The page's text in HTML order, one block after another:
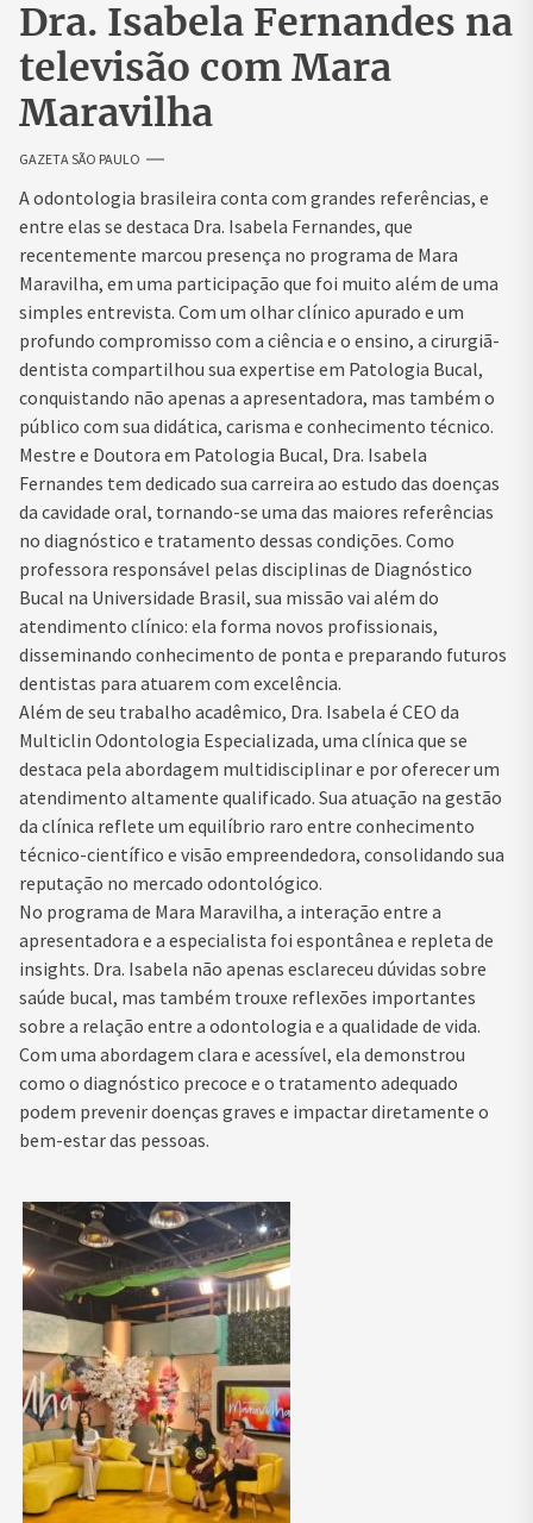
Dra. Isabela Fernandes na
televisão com Mara
Maravilha
GAZETA SÃO PAULO
A odontologia brasileira conta com grandes referências, e
entre elas se destaca Dra. Isabela Fernandes, que
recentemente marcou presença no programa de Mara
Maravilha, em uma participação que foi muito além de uma
simples entrevista. Com um olhar clínico apurado e um
profundo compromisso com a ciência e o ensino, a cirurgiã-
dentista compartilhou sua expertise em Patologia Bucal,
conquistando não apenas a apresentadora, mas também o
público com sua didática, carisma e conhecimento técnico.
Mestre e Doutora em Patologia Bucal, Dra. Isabela
Fernandes tem dedicado sua carreira ao estudo das doenças
da cavidade oral, tornando-se uma das maiores referências
no diagnóstico e tratamento dessas condições. Como
professora responsável pelas disciplinas de Diagnóstico
Bucal na Universidade Brasil, sua missão vai além do
atendimento clínico: ela forma novos profissionais,
disseminando conhecimento de ponta e preparando futuros
dentistas para atuarem com excelência.
Além de seu trabalho acadêmico, Dra. Isabela é CEO da
Multiclin Odontologia Especializada, uma clínica que se
destaca pela abordagem multidisciplinar e por oferecer um
atendimento altamente qualificado. Sua atuação na gestão
da clínica reflete um equilíbrio raro entre conhecimento
técnico-científico e visão empreendedora, consolidando sua
reputação no mercado odontológico.
No programa de Mara Maravilha, a interação entre a
apresentadora e a especialista foi espontânea e repleta de
insights. Dra. Isabela não apenas esclareceu dúvidas sobre
saúde bucal, mas também trouxe reflexões importantes
sobre a relação entre a odontologia e a qualidade de vida.
Com uma abordagem clara e acessível, ela demonstrou
como o diagnóstico precoce e o tratamento adequado
podem prevenir doenças graves e impactar diretamente o
bem-estar das pessoas.